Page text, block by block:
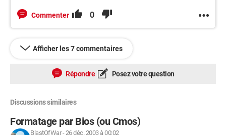
Commenter 0
Afficher les 7 commentaires
Répondre Posez votre question
Discussions similaires
Formatage par Bios (ou Cmos)
BlastOfWar-26 déc. 2003 à 00:02